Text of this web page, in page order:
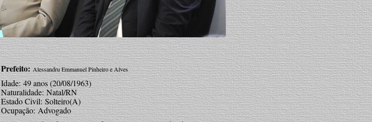
Prefeito:Alessandru Emmanuel Pinheiro e Alves
Idade: 49 anos (20/08/1963)
Naturalidade: Natal/RN
Estado Civil: Solteiro(A)
Ocupação: Advogado